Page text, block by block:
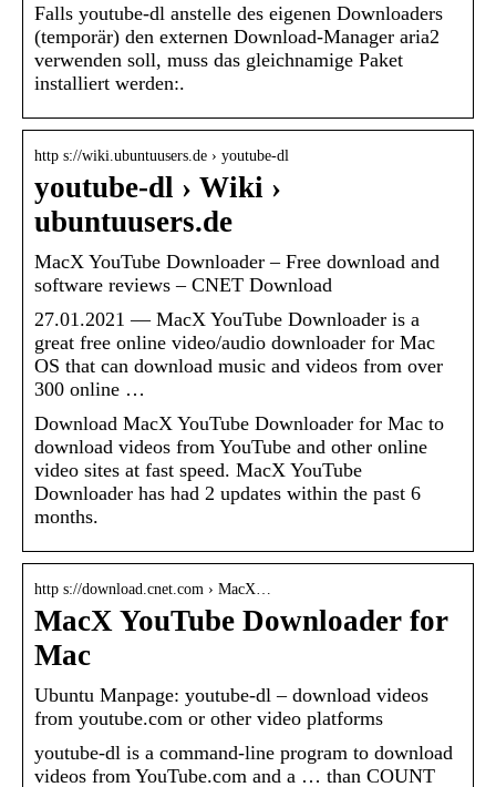
Falls youtube-dl anstelle des eigenen Downloaders
(temporär) den externen Download-Manager aria2
verwenden soll, muss das gleichnamige Paket
installiert werden:.
http s://wiki.ubuntuusers.de › youtube-dl
youtube-dl › Wiki ›
ubuntuusers.de
MacX YouTube Downloader – Free download and
software reviews – CNET Download
27.01.2021 — MacX YouTube Downloader is a
great free online video/audio downloader for Mac
OS that can download music and videos from over
300 online …
Download MacX YouTube Downloader for Mac to
download videos from YouTube and other online
video sites at fast speed. MacX YouTube
Downloader has had 2 updates within the past 6
months.
http s://download.cnet.com › MacX…
MacX YouTube Downloader for
Mac
Ubuntu Manpage: youtube-dl – download videos
from youtube.com or other video platforms
youtube-dl is a command-line program to download
videos from YouTube.com and a … than COUNT